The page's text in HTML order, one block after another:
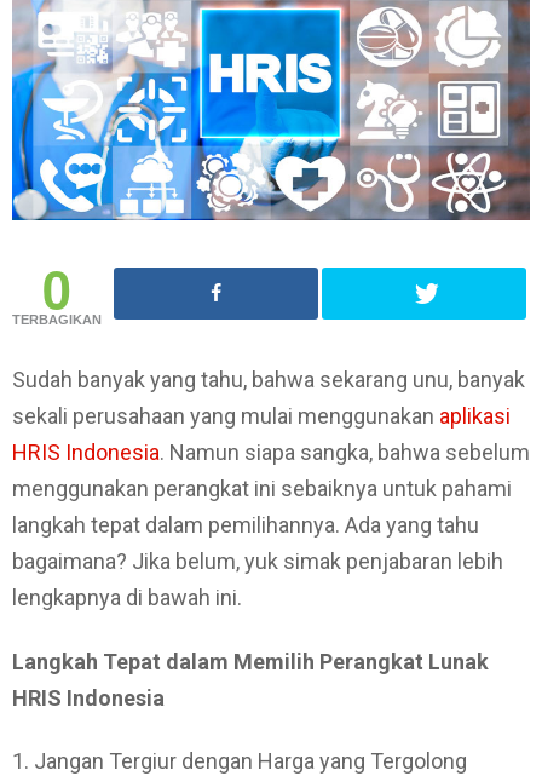
0
TERBAGIKAN
Sudah banyak yang tahu, bahwa sekarang unu, banyak
sekali perusahaan yang mulai menggunakan aplikasi
HRIS Indonesia. Namun siapa sangka, bahwa sebelum
menggunakan perangkat ini sebaiknya untuk pahami
langkah tepat dalam pemilihannya. Ada yang tahu
bagaimana? Jika belum, yuk simak penjabaran lebih
lengkapnya di bawah ini.
Langkah Tepat dalam Memilih Perangkat Lunak
HRIS Indonesia
1. Jangan Tergiur dengan Harga yang Tergolong